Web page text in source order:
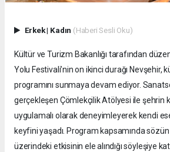
Erkek| Kadın (Haberi Sesli Oku)
Kültür ve Turizm Bakanlığı tarafından
Yolu Festivali’nin on ikinci durağı Nevşehir,
programını sunmaya devam ediyor.
gerçekleşen Çömlekçilik Atölyesi ile şehrin
uygulamalı olarak deneyimleyerek kendi
keyfini yaşadı. Program kapsamında
üzerindeki etkisinin ele alındığı söyleşiye